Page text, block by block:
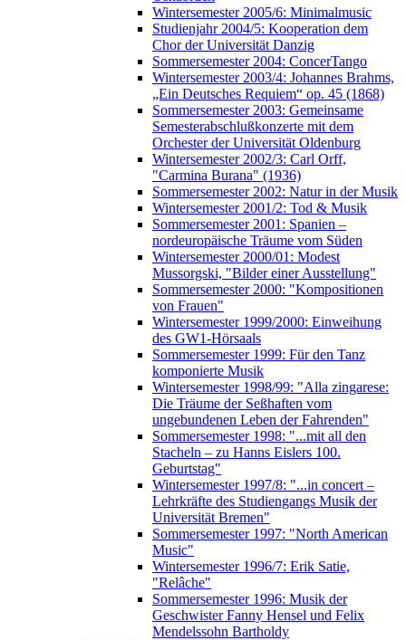
Wintersemester 2005/6: Minimalmusic
Studienjahr 2004/5: Kooperation dem
Chor der Universität Danzig
Sommersemester 2004: ConcerTango
Wintersemester 2003/4: Johannes Brahms,
„Ein Deutsches Requiem“ op. 45 (1868)
Sommersemester 2003: Gemeinsame
Semesterabschlußkonzerte mit dem
Orchester der Universität Oldenburg
Wintersemester 2002/3: Carl Orff,
"Carmina Burana" (1936)
Sommersemester 2002: Natur in der Musik
Wintersemester 2001/2: Tod & Musik
Sommersemester 2001: Spanien –
nordeuropäische Träume vom Süden
Wintersemester 2000/01: Modest
Mussorgski, "Bilder einer Ausstellung"
Sommersemester 2000: "Kompositionen
von Frauen"
Wintersemester 1999/2000: Einweihung
des GW1-Hörsaals
Sommersemester 1999: Für den Tanz
komponierte Musik
Wintersemester 1998/99: "Alla zingarese:
Die Träume der Seßhaften vom
ungebundenen Leben der Fahrenden"
Sommersemester 1998: "...mit all den
Stacheln – zu Hanns Eislers 100.
Geburtstag"
Wintersemester 1997/8: "...in concert –
Lehrkräfte des Studiengangs Musik der
Universität Bremen"
Sommersemester 1997: "North American
Music"
Wintersemester 1996/7: Erik Satie,
"Relâche"
Sommersemester 1996: Musik der
Geschwister Fanny Hensel und Felix
Mendelssohn Bartholdy